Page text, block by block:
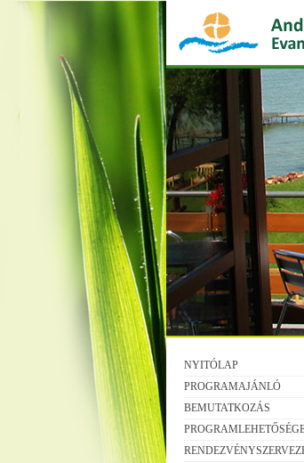
NYITÓLAP
PROGRAMAJÁNLÓ
BEMUTATKOZÁS